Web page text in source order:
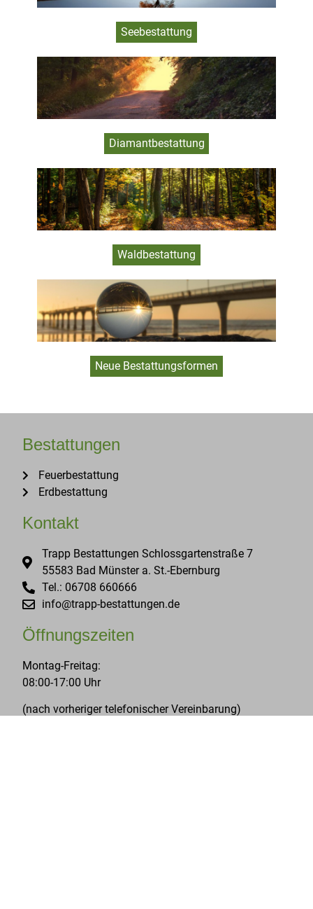
Seebestattung
Diamantbestattung
Waldbestattung
Neue Bestattungsformen
Bestattungen
Feuerbestattung
Erdbestattung
Kontakt
Trapp Bestattungen Schlossgartenstraße 7
55583 Bad Münster a. St.-Ebernburg
Tel.: 06708 660666
info@trapp-bestattungen.de
Öffnungszeiten
Montag-Freitag:
08:00-17:00 Uhr
(nach vorheriger telefonischer Vereinbarung)